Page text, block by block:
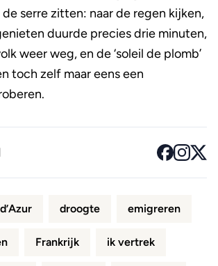
serre zitten: naar de regen kijken,
duurde precies drie minuten,
weer weg, en de ‘soleil de plomb’
toch zelf maar eens een
droogte emigreren
Frankrijk ik vertrek